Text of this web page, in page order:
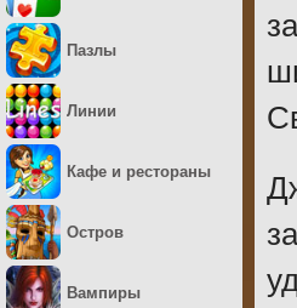
Пазлы
Линии
Кафе и рестораны
Остров
Вампиры